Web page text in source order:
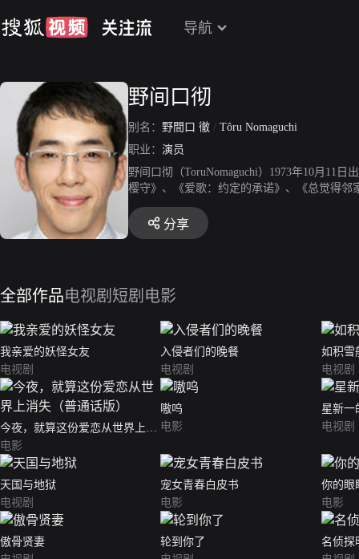
导航
野间口彻
别名： 野間口 徹 / Tôru Nomaguchi
职业： 演员
野间口彻（ToruNomaguchi）1973年10月11
樱守》、《爱歌：约定的承诺》、《总觉得邻
分享
全部作品电视剧 短剧 电影
我亲爱的妖怪女友
电视剧
入侵者们的晚餐
电视剧
如积雪
电视剧
今夜，就算这份爱恋从世界上消
失（普通话版）
电影
嗷呜
电影
星新一
电视剧
天国与地狱
电视剧
宠女青春白皮书
电影
你的眼
电影
傲骨贤妻
轮到你了
名侦探